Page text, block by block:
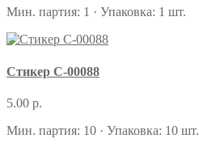
Мин. партия: 1 · Упаковка: 1 шт.
Стикер С-00088
5.00 р.
Мин. партия: 10 · Упаковка: 10 шт.